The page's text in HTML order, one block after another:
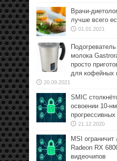
Врачи-
лучше всего
01.01.2021
молока
просто
для кофейных
20.09.2021
SMIC
освоении 10-
21.12.2020
MSI
Radeon RX
видеочипов